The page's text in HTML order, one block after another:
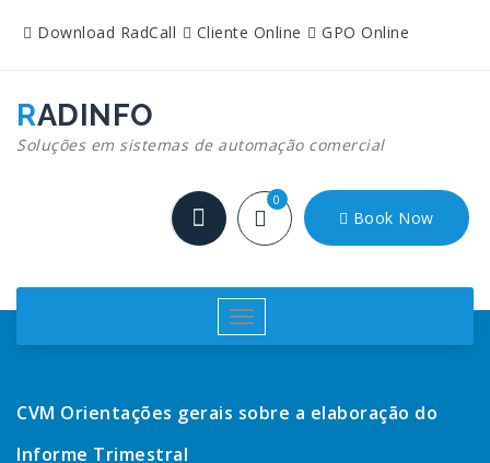
para Download RadCall Cliente Online GPO Online
RADINFO
Soluções em sistemas de automação comercial
0
Book Now
Alternar
navegação
CVM Orientações gerais sobre a elaboração do
Informe Trimestral